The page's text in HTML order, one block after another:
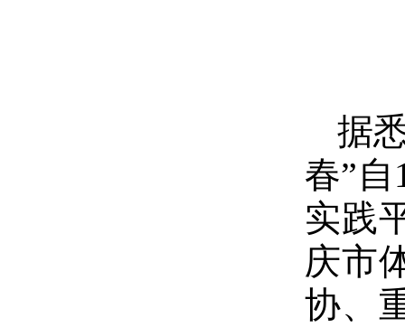
据
春”
实践
庆市
协、